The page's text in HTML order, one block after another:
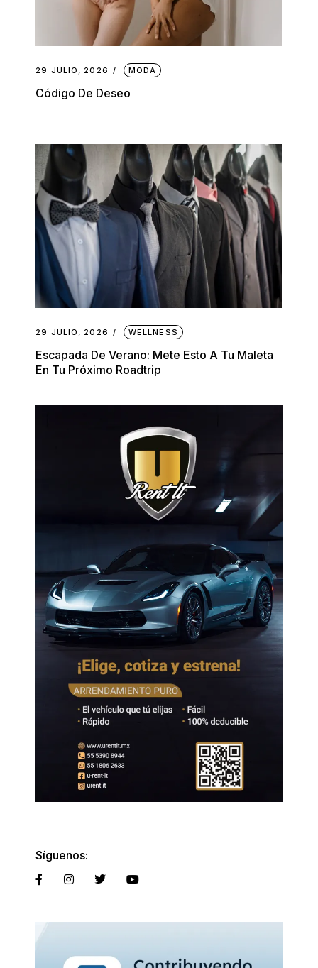
29 JULIO, 2026 MODA
Código De Deseo
29 JULIO, 2026 WELLNESS
Escapada De Verano: Mete Esto A Tu Maleta
En Tu Próximo Roadtrip
Síguenos: